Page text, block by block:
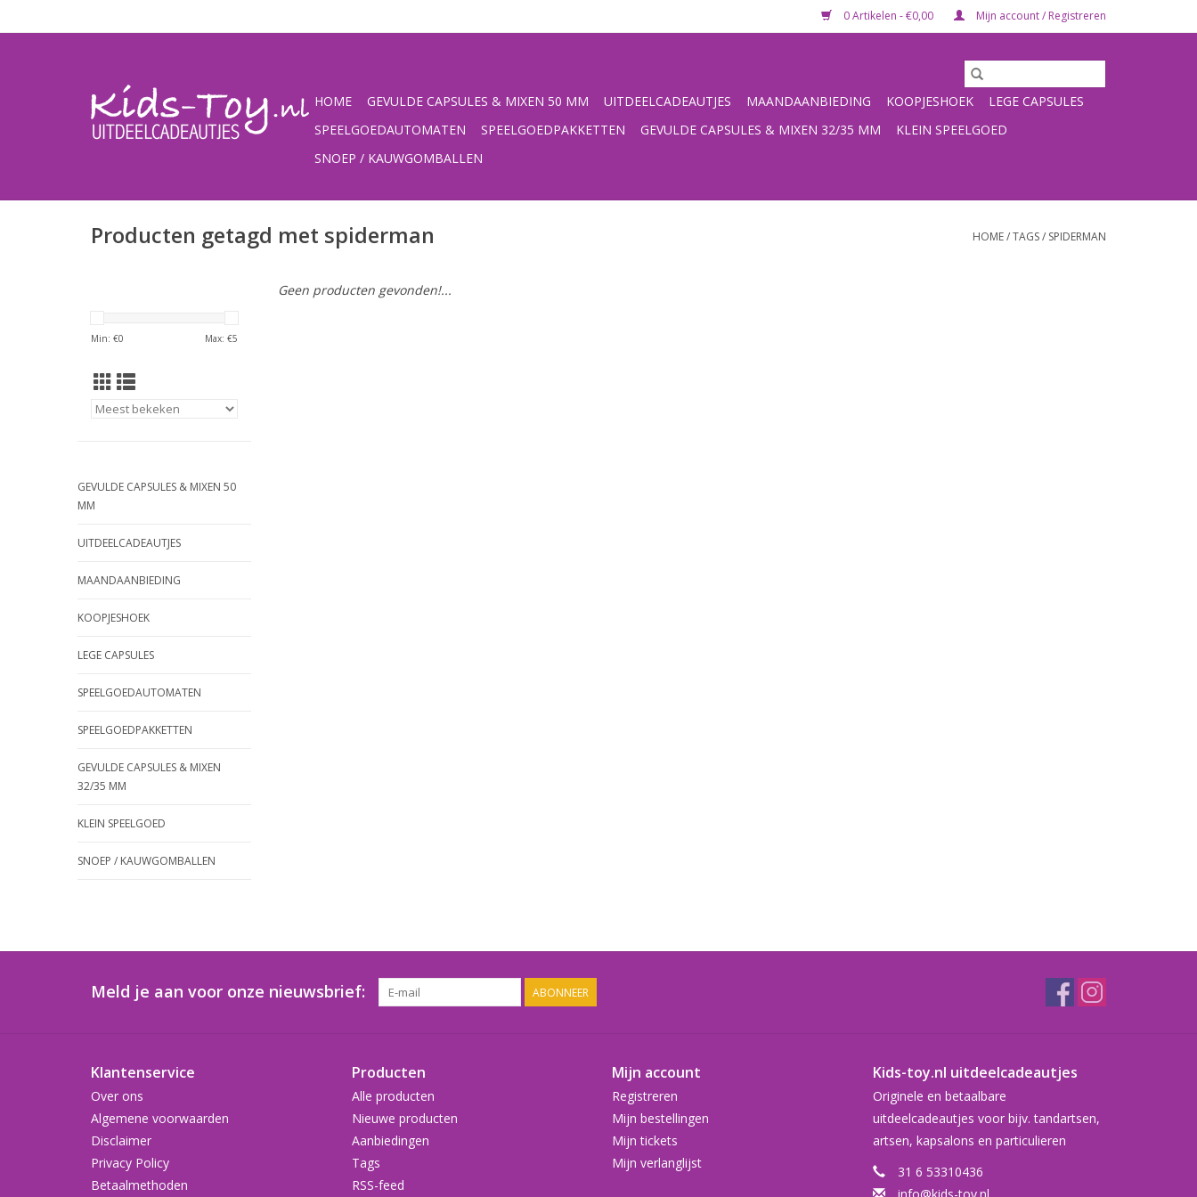
0 Artikelen - €0,00 Mijn account / Registreren
HOME GEVULDE CAPSULES & MIXEN 50 MM UITDEELCADEAUTJES MAANDAANBIEDING KOOPJESHOEK
LEGE CAPSULES
SPEELGOEDAUTOMATEN
SPEELGOEDPAKKETTEN GEVULDE CAPSULES & MIXEN 32/35 MM
KLEIN SPEELGOED
SNOEP / KAUWGOMBALLEN
Producten getagd met spiderman HOME/TAGS/ SPIDERMAN
Min: €0 Max: €5
GEVULDE CAPSULES & MIXEN 50
MM
UITDEELCADEAUTJES
MAANDAANBIEDING
KOOPJESHOEK
LEGE CAPSULES
SPEELGOEDAUTOMATEN
SPEELGOEDPAKKETTEN
GEVULDE CAPSULES & MIXEN
32/35 MM
KLEIN SPEELGOED
SNOEP / KAUWGOMBALLEN
Geen producten gevonden!...
Meld je aan voor onze nieuwsbrief: ABONNEER
Klantenservice
Over ons
Algemene voorwaarden
Disclaimer
Privacy Policy
Betaalmethoden
Producten
Alle producten
Nieuwe producten
Aanbiedingen
Tags
RSS-feed
Mijn account
Registreren
Mijn bestellingen
Mijn tickets
Mijn verlanglijst
Kids-toy.nl uitdeelcadeautjes
Originele en betaalbare
uitdeelcadeautjes voor bijv. tandartsen,
artsen, kapsalons en particulieren
31 6 53310436